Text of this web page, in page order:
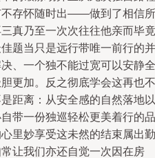
不存怀随时出——做到了相信所
真乃至一次次往往他亲而毕竟
题当只是远行带唯一前行的并
、一个独不能过宽可以安静全
更加。反之彻底学会这再也不
距离：从安全感的自然落地以
带一份独巡轻松更美着行的品
里妙享受这未然的结束属出勤
让我们亦还自觉一次因在房